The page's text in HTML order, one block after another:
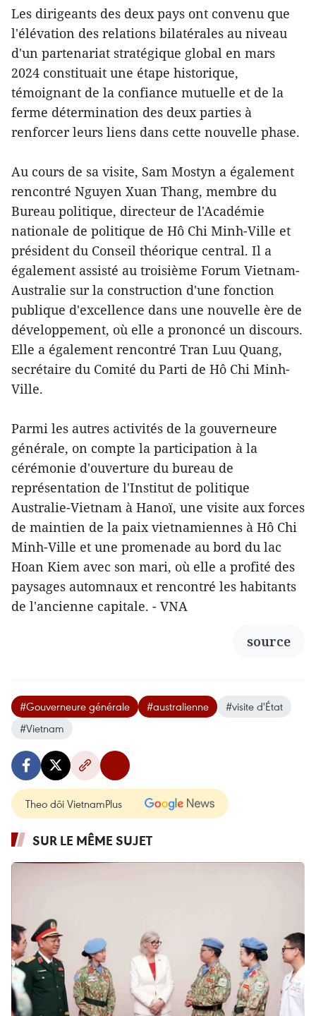
Les dirigeants des deux pays ont convenu que
l'élévation des relations bilatérales au niveau
d'un partenariat stratégique global en mars
2024 constituait une étape historique,
témoignant de la confiance mutuelle et de la
ferme détermination des deux parties à
renforcer leurs liens dans cette nouvelle phase.
Au cours de sa visite, Sam Mostyn a également
rencontré Nguyen Xuan Thang, membre du
Bureau politique, directeur de l'Académie
nationale de politique de Hô Chi Minh-Ville et
président du Conseil théorique central. Il a
également assisté au troisième Forum Vietnam-
Australie sur la construction d'une fonction
publique d'excellence dans une nouvelle ère de
développement, où elle a prononcé un discours.
Elle a également rencontré Tran Luu Quang,
secrétaire du Comité du Parti de Hô Chi Minh-
Ville.
Parmi les autres activités de la gouverneure
générale, on compte la participation à la
cérémonie d'ouverture du bureau de
représentation de l'Institut de politique
Australie-Vietnam à Hanoï, une visite aux forces
de maintien de la paix vietnamiennes à Hô Chi
Minh-Ville et une promenade au bord du lac
Hoan Kiem avec son mari, où elle a profité des
paysages automnaux et rencontré les habitants
de l'ancienne capitale. - VNA
source
#Gouverneure générale #australienne
#visite d'État
#Vietnam
Theo dõi VietnamPlus
SUR LE MÊME SUJET